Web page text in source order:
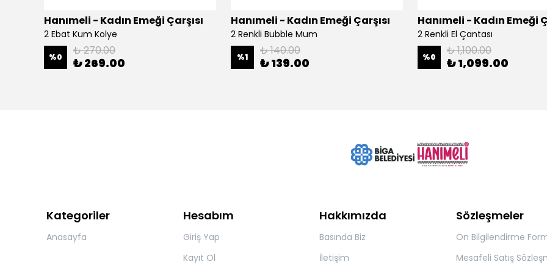
Hanımeli - Kadın Emeği Çarşısı
2 Ebat Kum Kolye
%0 ₺ 270.00
₺ 269.00
Hanımeli - Kadın Emeği Çarşısı
2 Renkli Bubble Mum
%1 ₺ 140.00
₺ 139.00
Hanımeli - Kadın Emeği
2 Renkli El Çantası
%0 ₺ 1,100.00
₺ 1,099.00
Kategoriler
Anasayfa
Hesabım
Giriş Yap
Kayıt Ol
Hakkımızda
Basında Biz
İletişim
Sözleşmeler
Ön Bilgilendirme
Mesafeli Satış